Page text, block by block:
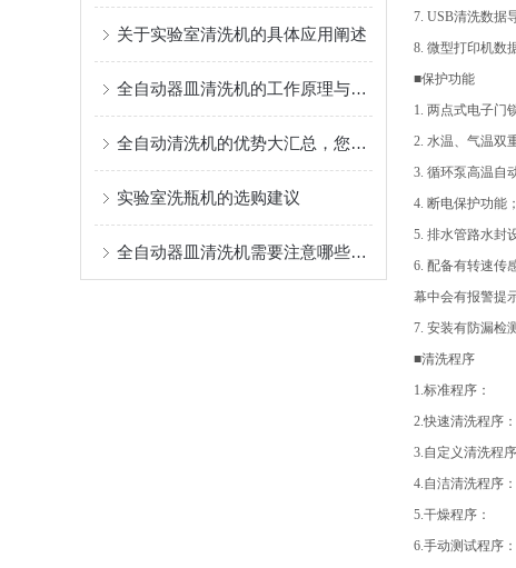
关于实验室清洗机的具体应用阐述
全自动器皿清洗机的工作原理与优势分析
全自动清洗机的优势大汇总，您心动了吗？
实验室洗瓶机的选购建议
全自动器皿清洗机需要注意哪些使用事项？
7. USB清洗数据
8. 微型打印机数
■保护功能
1. 两点式电子门
2. 水温、气温双
3. 循环泵高温自
4. 断电保护功能；
5. 排水管路水封
6. 配备有转速传
幕中会有报警提
7. 安装有防漏检
■清洗程序
1.标准程序：
2.快速清洗程序
3.自定义清洗程
4.自洁清洗程序
5.干燥程序：
6.手动测试程序